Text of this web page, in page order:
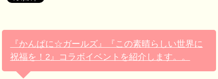
『かんぱに☆ガールズ』『この素晴らしい世界に
祝福を！2』コラボイベントを紹介します。。